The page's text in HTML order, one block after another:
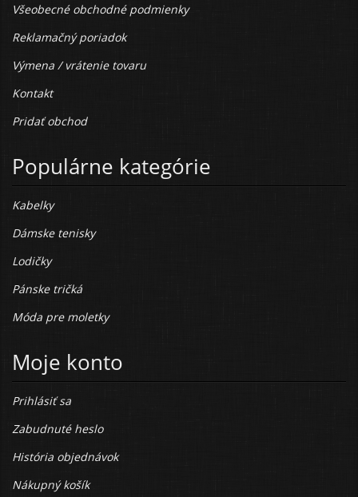
Všeobecné obchodné podmienky
Reklamačný poriadok
Výmena / vrátenie tovaru
Kontakt
Pridať obchod
Populárne kategórie
Kabelky
Dámske tenisky
Lodičky
Pánske tričká
Móda pre moletky
Moje konto
Prihlásiť sa
Zabudnuté heslo
História objednávok
Nákupný košík